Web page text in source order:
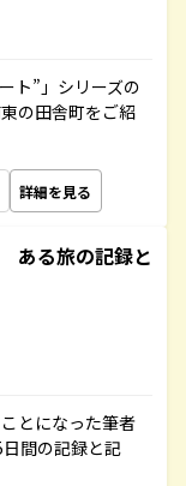
ト”」シリーズの
の田舎町をご紹
詳細を見る
ある旅の記録と
とになった筆者
間の記録と記